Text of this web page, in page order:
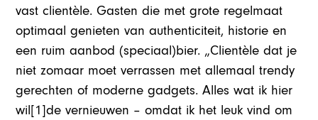
vast clientèle. Gasten die met grote regelmaat
optimaal genieten van authenticiteit, historie en
een ruim aanbod (speciaal)bier. „Clientèle dat je
niet zomaar moet verrassen met allemaal trendy
gerechten of moderne gadgets. Alles wat ik hier
wil[1]de vernieuwen – omdat ik het leuk vind om